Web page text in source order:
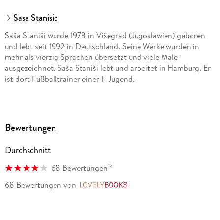
Sasa Stanisic
Saša Staniši wurde 1978 in Višegrad (Jugoslawien) geboren
und lebt seit 1992 in Deutschland. Seine Werke wurden in
mehr als vierzig Sprachen übersetzt und viele Male
ausgezeichnet. Saša Staniši lebt und arbeitet in Hamburg. Er
ist dort Fußballtrainer einer F-Jugend.
Bewertungen
Durchschnitt
68 Bewertungen15
68 Bewertungen von